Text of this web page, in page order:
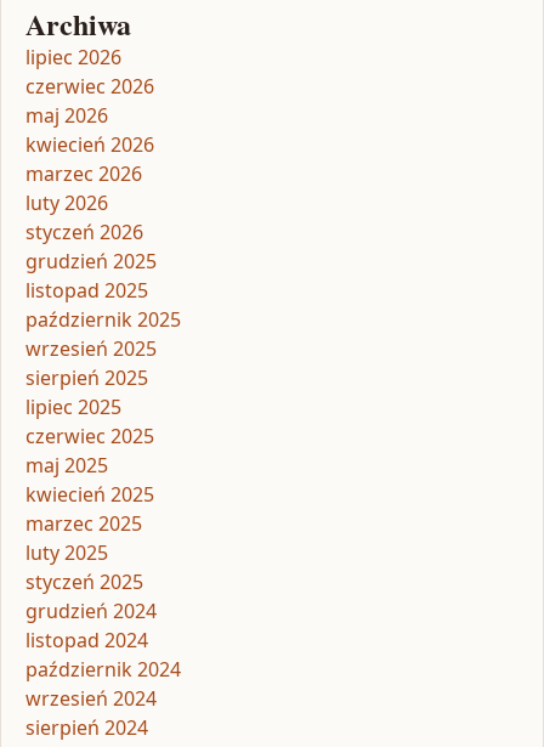
Archiwa
lipiec 2026
czerwiec 2026
maj 2026
kwiecień 2026
marzec 2026
luty 2026
styczeń 2026
grudzień 2025
listopad 2025
październik 2025
wrzesień 2025
sierpień 2025
lipiec 2025
czerwiec 2025
maj 2025
kwiecień 2025
marzec 2025
luty 2025
styczeń 2025
grudzień 2024
listopad 2024
październik 2024
wrzesień 2024
sierpień 2024